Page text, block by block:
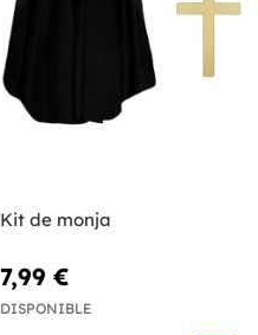
Kit de monja
7,99 €
DISPONIBLE